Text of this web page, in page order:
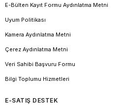
E-Bülten Kayıt Formu Aydınlatma Metni
Uyum Politikası
Kamera Aydınlatma Metni
Çerez Aydınlatma Metni
Veri Sahibi Başvuru Formu
Bilgi Toplumu Hizmetleri
E-SATIŞ DESTEK